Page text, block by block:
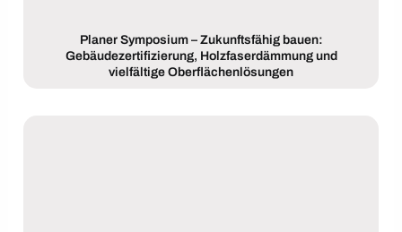
Planer Symposium – Zukunftsfähig bauen:
Gebäudezertifizierung, Holzfaserdämmung und
vielfältige Oberflächenlösungen